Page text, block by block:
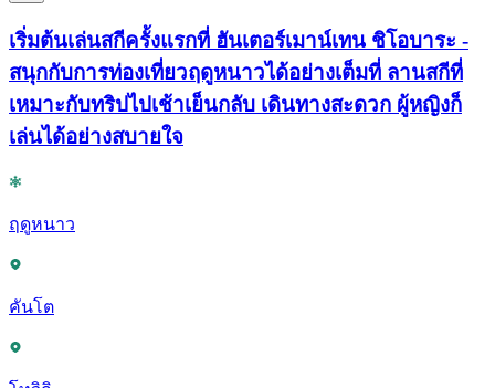
เริ่มต้นเล่นสกีครั้งแรกที่ ฮันเตอร์เมาน์เทน ชิโอบาระ -
สนุกกับการท่องเที่ยวฤดูหนาวได้อย่างเต็มที่ ลานสกีที่
เหมาะกับทริปไปเช้าเย็นกลับ เดินทางสะดวก ผู้หญิงก็
เล่นได้อย่างสบายใจ
ฤดูหนาว
คันโต